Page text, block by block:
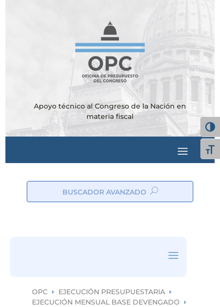
Apoyo técnico al Congreso de la Nación en
materia fiscal
BUSCADOR AVANZADO
OPC E EJECUCIÓN PRESUPUESTARIA E
EJECUCIÓN MENSUAL BASE DEVENGADO E